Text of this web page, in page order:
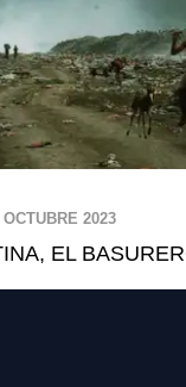
OCTUBRE 2023
EL